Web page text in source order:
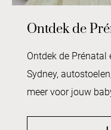
Ontdek de
Ontdek de
Sydney,
meer voor jouw